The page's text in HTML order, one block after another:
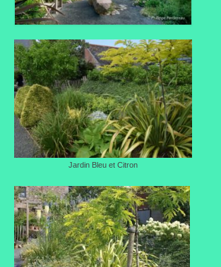
Dictons
Recettes
Entrées
Plats principaux
Desserts
Boissons
Infos pratiques
Règlement Intérieur – Statuts et
2016/17
Jardin Bleu et Citron